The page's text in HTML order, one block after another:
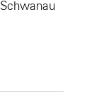
Schwanau